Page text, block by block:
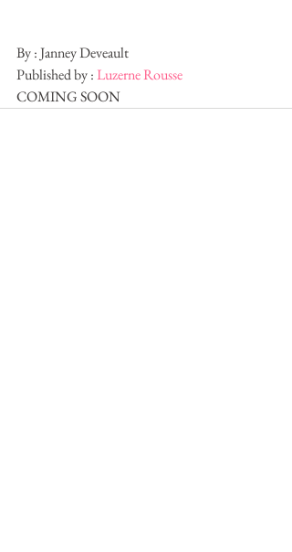
By : Janney Deveault
Published by : Luzerne Rousse
COMING SOON